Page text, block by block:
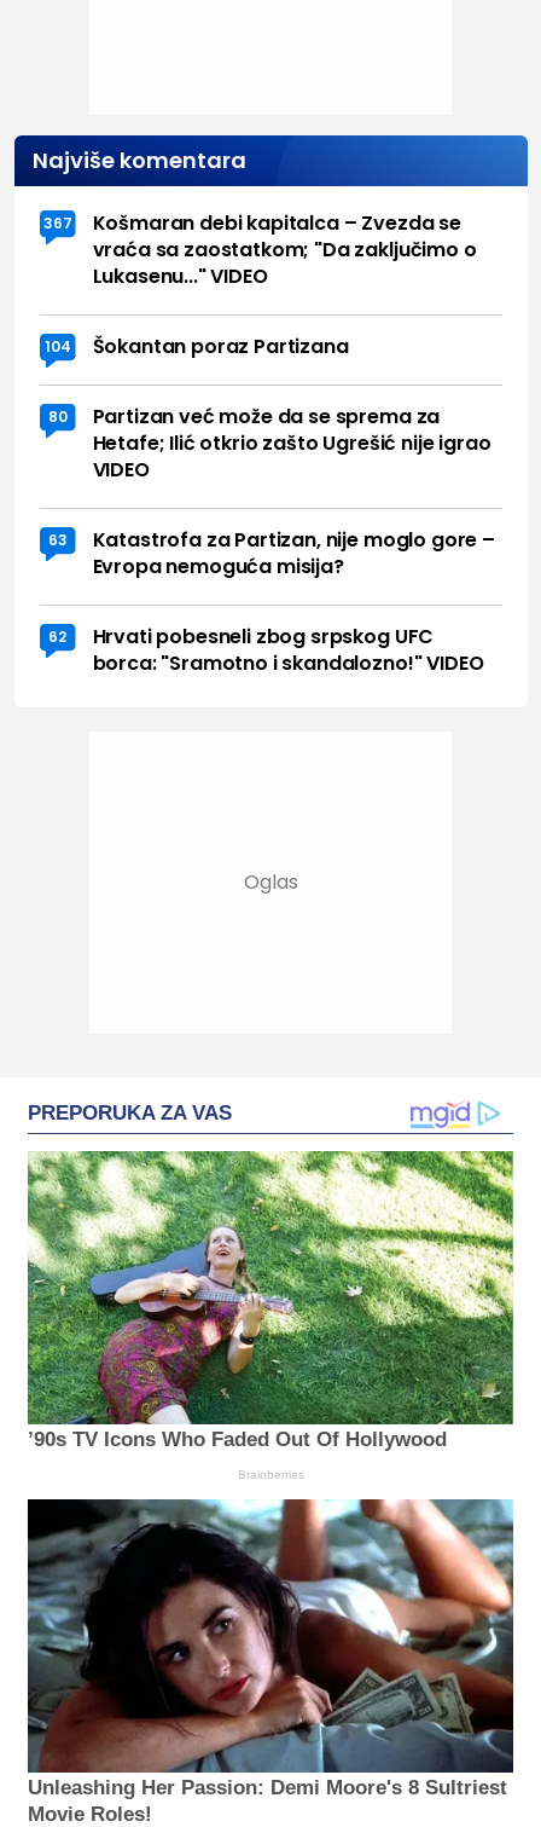
Najviše komentara
367
Košmaran debi kapitalca – Zvezda se
vraća sa zaostatkom; "Da zaključimo o
Lukasenu..." VIDEO
104 Šokantan poraz Partizana
80
Partizan već može da se sprema za
Hetafe; Ilić otkrio zašto Ugrešić nije igrao
VIDEO
63
Katastrofa za Partizan, nije moglo gore –
Evropa nemoguća misija?
62
Hrvati pobesneli zbog srpskog UFC
borca: "Sramotno i skandalozno!" VIDEO
PREPORUKA ZA VAS
’90s TV Icons Who Faded Out Of Hollywood
Brainberries
Unleashing Her Passion: Demi Moore's 8 Sultriest
Movie Roles!